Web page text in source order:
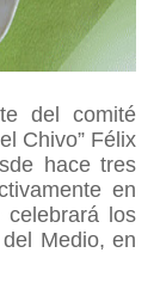
del comité
Chivo” Félix
hace tres
en
celebrará los
Medio, en